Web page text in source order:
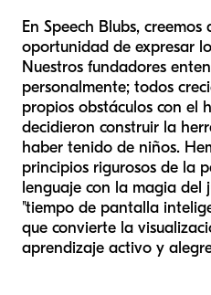
En Speech Blubs,
oportunidad de expresar
Nuestros fundadores
personalmente; todos
propios obstáculos con el
decidieron construir la
haber tenido de niños.
principios rigurosos de la
lenguaje con la magia del
"tiempo de pantalla
que convierte la
aprendizaje activo y